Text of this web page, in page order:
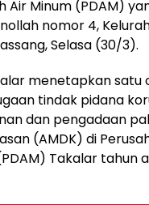
Air Minum (PDAM)
nomor 4,
Selasa (30/3).
menetapkan satu
tindak pidana
dan pengadaan
(AMDK) di
Takalar tahun